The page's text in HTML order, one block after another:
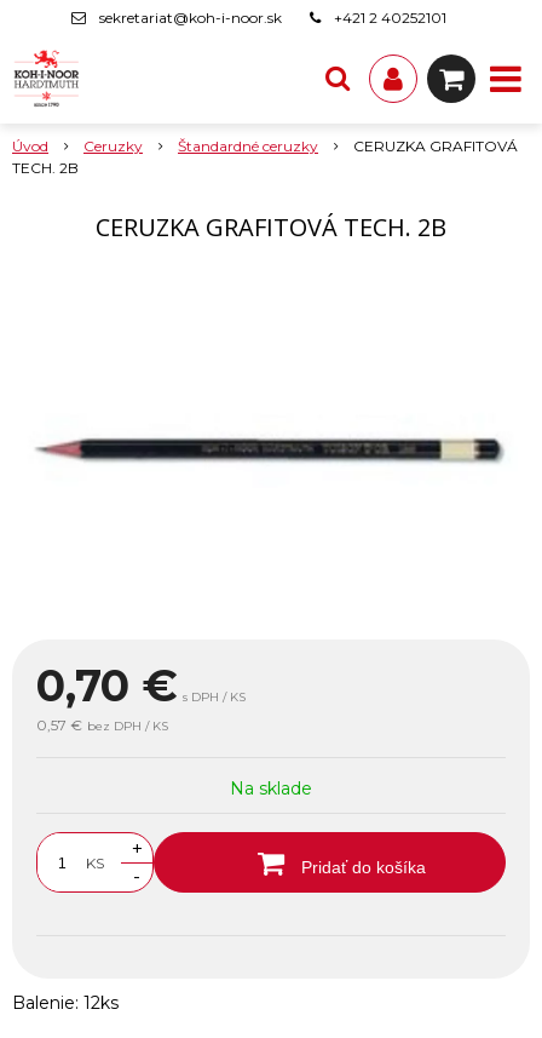
sekretariat@koh-i-noor.sk +421 2 40252101
Úvod Ceruzky Štandardné ceruzky
CERUZKA GRAFITOVÁ
TECH. 2B
CERUZKA GRAFITOVÁ TECH. 2B
0,70 € s DPH / KS
0,57 € bez DPH / KS
Na sklade
KS
+
-
Pridať do košíka
Balenie: 12ks